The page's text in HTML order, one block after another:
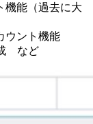
機能（過去に大
ウント機能
など